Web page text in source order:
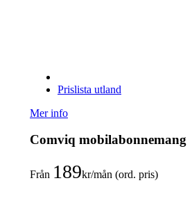
Prislista utland
Mer info
Comviq mobilabonnemang
Från 189kr/mån (ord. pris)